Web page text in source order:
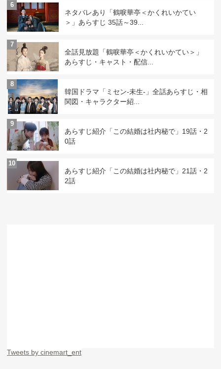
6
ネタバレあり「鶴唳華亭＜かくれいかてい
＞」あらすじ 35話～39...
7
全話見放題「鶴唳華亭＜かくれいかてい＞」
あらすじ・キャスト・配信...
8
韓国ドラマ「ミセン-未生-」全話あらすじ・相
関図・キャラクター紹...
9
あらすじ紹介「この結婚は社内秘で」19話・2
0話
10
あらすじ紹介「この結婚は社内秘で」21話・2
2話
Tweets by cinemart_ent